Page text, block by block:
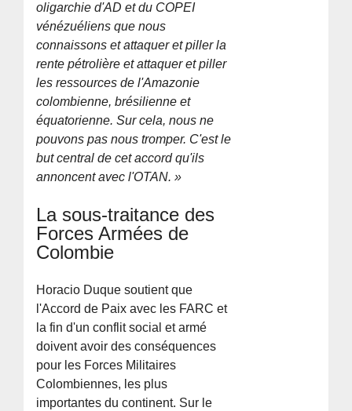
oligarchie d'AD et du COPEI
vénézuéliens que nous
connaissons et attaquer et piller la
rente pétrolière et attaquer et piller
les ressources de l'Amazonie
colombienne, brésilienne et
équatorienne. Sur cela, nous ne
pouvons pas nous tromper. C'est le
but central de cet accord qu'ils
annoncent avec l'OTAN. »
La sous-traitance des
Forces Armées de
Colombie
Horacio Duque soutient que
l'Accord de Paix avec les FARC et
la fin d'un conflit social et armé
doivent avoir des conséquences
pour les Forces Militaires
Colombiennes, les plus
importantes du continent. Sur le